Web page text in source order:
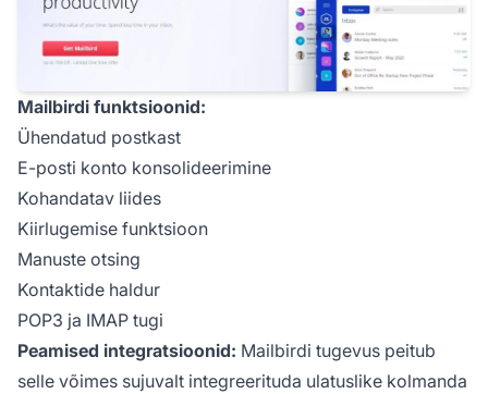
Mailbirdi funktsioonid:
Ühendatud postkast
E-posti konto konsolideerimine
Kohandatav liides
Kiirlugemise funktsioon
Manuste otsing
Kontaktide haldur
POP3 ja IMAP tugi
Peamised integratsioonid: Mailbirdi tugevus peitub
selle võimes sujuvalt integreerituda ulatuslike kolmanda